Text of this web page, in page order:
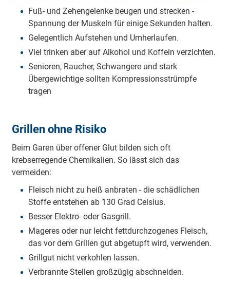
Fuß- und Zehengelenke beugen und strecken -
Spannung der Muskeln für einige Sekunden halten.
Gelegentlich Aufstehen und Umherlaufen.
Viel trinken aber auf Alkohol und Koffein verzichten.
Senioren, Raucher, Schwangere und stark
Übergewichtige sollten Kompressionsstrümpfe
tragen
Grillen ohne Risiko
Beim Garen über offener Glut bilden sich oft
krebserregende Chemikalien. So lässt sich das
vermeiden:
Fleisch nicht zu heiß anbraten - die schädlichen
Stoffe entstehen ab 130 Grad Celsius.
Besser Elektro- oder Gasgrill.
Mageres oder nur leicht fettdurchzogenes Fleisch,
das vor dem Grillen gut abgetupft wird, verwenden.
Grillgut nicht verkohlen lassen.
Verbrannte Stellen großzügig abschneiden.